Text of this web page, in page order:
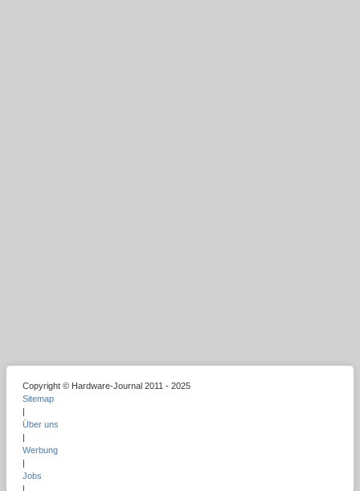
Copyright © Hardware-Journal 2011 - 2025
Sitemap
|
Über uns
|
Werbung
|
Jobs
|